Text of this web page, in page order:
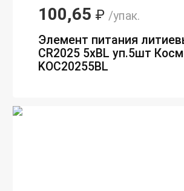
100,65 ₽ /упак.
Элемент питания
CR2025 5хBL уп.5шт
KOC20255BL